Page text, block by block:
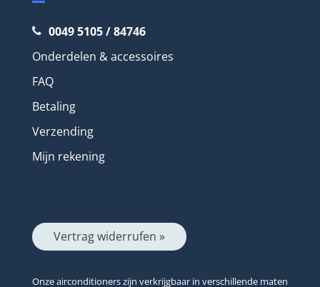
0049 5105 / 84746
Onderdelen & accessoires
FAQ
Betaling
Verzending
Mijn rekening
Vertrag widerrufen »
Onze airconditioners zijn verkrijgbaar in verschillende maten